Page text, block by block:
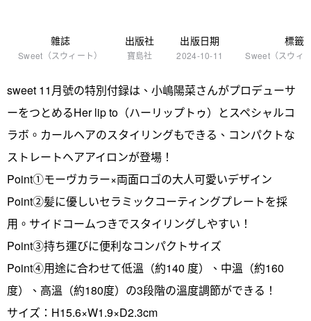
雜誌
Sweet（スウィート）
出版社
寶島社
出版日期
2024-10-11
標籤
Sweet（スウィ
sweet 11月號の特別付録は、小嶋陽菜さんがプロデューサ
ーをつとめるHer lip to（ハーリップトゥ）とスペシャルコ
ラボ。カールヘアのスタイリングもできる、コンパクトな
ストレートヘアアイロンが登場！
Point➀モーヴカラー×両面ロゴの大人可愛いデザイン
Point②髪に優しいセラミックコーティングプレートを採
用。サイドコームつきでスタイリングしやすい！
Point③持ち運びに便利なコンパクトサイズ
Point④用途に合わせて低溫（約140 度）、中溫（約160
度）、高溫（約180度）の3段階の溫度調節ができる！
サイズ：H15.6×W1.9×D2.3cm